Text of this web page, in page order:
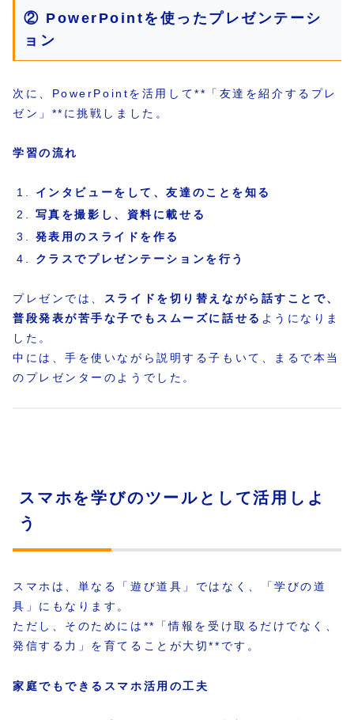
② PowerPointを使ったプレゼンテーシ
ョン
次に、PowerPointを活用して**「友達を紹介するプレ
ゼン」**に挑戦しました。
学習の流れ
インタビューをして、友達のことを知る
写真を撮影し、資料に載せる
発表用のスライドを作る
クラスでプレゼンテーションを行う
プレゼンでは、
スライドを切り替えながら話すことで、
普段発表が苦手な子でもスムーズに話せる ようになりま
した。
中には、手を使いながら説明する子もいて、まるで本当
のプレゼンターのようでした。
スマホを学びのツールとして活用しよ
う
スマホは、単なる「遊び道具」ではなく、「学びの道
具」にもなります。
ただし、そのためには**「情報を受け取るだけでなく、
発信する力」を育てることが大切**です。
家庭でもできるスマホ活用の工夫